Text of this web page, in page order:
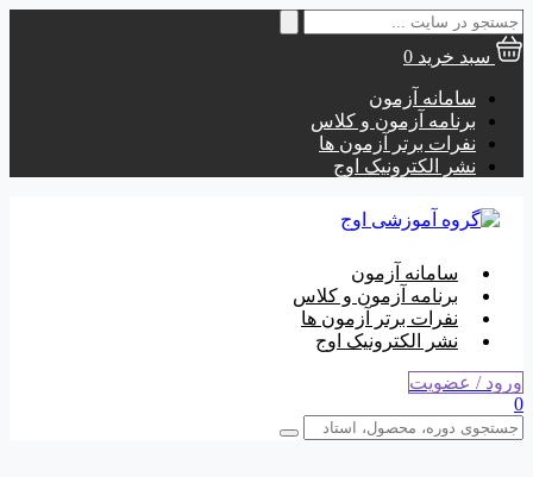
جستجو
برای:
سبد خرید 0
سامانه آزمون
برنامه آزمون و کلاس
نفرات برتر آزمون ها
نشر الکترونیک اوج
سامانه آزمون
برنامه آزمون و کلاس
نفرات برتر آزمون ها
نشر الکترونیک اوج
ورود / عضویت
0